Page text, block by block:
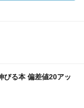
びる本 偏差値20アッ